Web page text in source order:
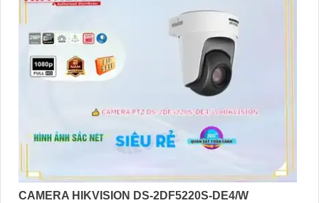
CAMERA HIKVISION DS-2DF5220S-DE4/W